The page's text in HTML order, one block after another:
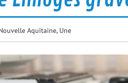
Aquitaine, Une